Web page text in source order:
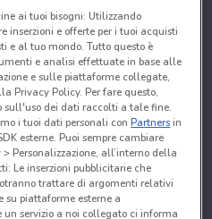
ai tuoi bisogni: Utilizzando
inserzioni e offerte per i tuoi acquisti
e al tuo mondo. Tutto questo è
e analisi effettuate in base alle
e sulle piattaforme collegate,
Privacy Policy. Per fare questo,
sull'uso dei dati raccolti a tale fine.
i tuoi dati personali conPartnersin
esterne. Puoi sempre cambiare
Personalizzazione, all’interno della
Le inserzioni pubblicitarie che
trattare di argomenti relativi
piattaforme esterne a
un servizio a noi collegato ci informa